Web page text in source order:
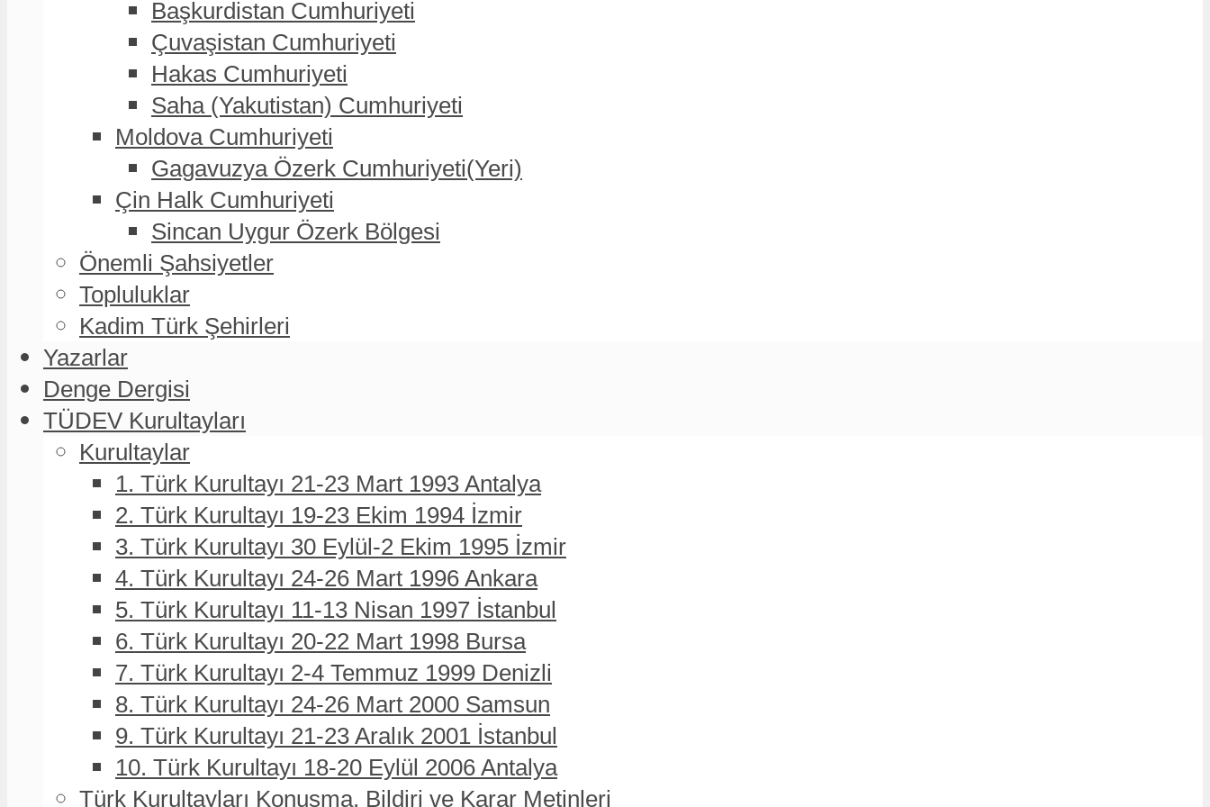
Başkurdistan Cumhuriyeti
Çuvaşistan Cumhuriyeti
Hakas Cumhuriyeti
Saha (Yakutistan) Cumhuriyeti
Moldova Cumhuriyeti
Gagavuzya Özerk Cumhuriyeti(Yeri)
Çin Halk Cumhuriyeti
Sincan Uygur Özerk Bölgesi
Önemli Şahsiyetler
Topluluklar
Kadim Türk Şehirleri
Yazarlar
Denge Dergisi
TÜDEV Kurultayları
Kurultaylar
1. Türk Kurultayı 21-23 Mart 1993 Antalya
2. Türk Kurultayı 19-23 Ekim 1994 İzmir
3. Türk Kurultayı 30 Eylül-2 Ekim 1995 İzmir
4. Türk Kurultayı 24-26 Mart 1996 Ankara
5. Türk Kurultayı 11-13 Nisan 1997 İstanbul
6. Türk Kurultayı 20-22 Mart 1998 Bursa
7. Türk Kurultayı 2-4 Temmuz 1999 Denizli
8. Türk Kurultayı 24-26 Mart 2000 Samsun
9. Türk Kurultayı 21-23 Aralık 2001 İstanbul
10. Türk Kurultayı 18-20 Eylül 2006 Antalya
Türk Kurultayları Konuşma, Bildiri ve Karar Metinleri